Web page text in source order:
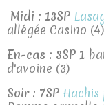
Midi : 13SP
allégée Casino (4)
En-cas : 3SP 1
d'avoine (3)
Soir : 7SP